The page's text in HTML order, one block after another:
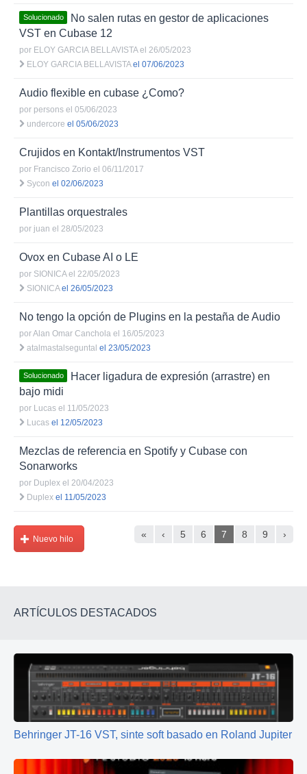
Solucionado
No salen rutas en gestor de aplicaciones
VST en Cubase 12
por ELOY GARCIA BELLAVISTAel 26/05/2023
ELOY GARCIA BELLAVISTA el 07/06/2023
Audio flexible en cubase ¿Como?
por persons el 05/06/2023
undercore el 05/06/2023
Crujidos en Kontakt/Instrumentos VST
por Francisco Zorio el 06/11/2017
Sycon el 02/06/2023
Plantillas orquestrales
por juan el 28/05/2023
Ovox en Cubase AI o LE
por SIONICAel 22/05/2023
SIONICA el 26/05/2023
No tengo la opción de Plugins en la pestaña de Audio
porAlan Omar Canchola el 16/05/2023
atalmastalseguntal el 23/05/2023
Solucionado
Hacer ligadura de expresión (arrastre) en
bajo midi
por Lucas el 11/05/2023
Lucas el 12/05/2023
Mezclas de referencia en Spotify y Cubase con
Sonarworks
por Duplex el 20/04/2023
Duplex el 11/05/2023
« ‹ 5 6 7 8 9 ›
Nuevo hilo
ARTÍCULOS DESTACADOS
Behringer JT-16 VST, sinte soft basado en Roland Jupiter